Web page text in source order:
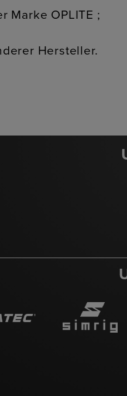
Marke OPLITE ;
Hersteller.